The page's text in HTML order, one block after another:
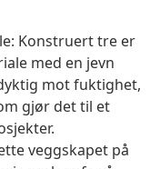
Konstruert tre er
med en jevn
mot fuktighet,
gjør det til et
veggskapet på